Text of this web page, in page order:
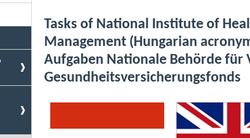
Tasks of National Institute of
Management (Hungarian
Aufgaben Nationale Behörde für
Gesundheitsversicherungsfonds